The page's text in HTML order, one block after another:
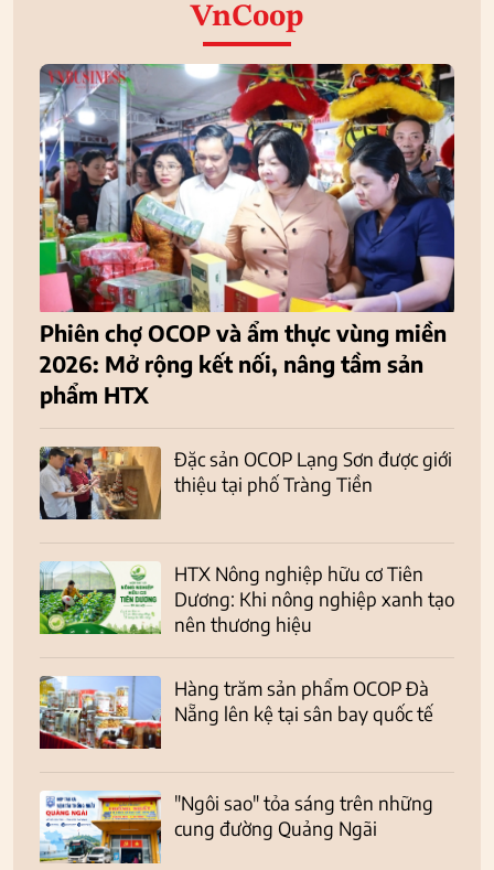
VnCoop
Phiên chợ OCOP và ẩm thực vùng miền
2026: Mở rộng kết nối, nâng tầm sản
phẩm HTX
Đặc sản OCOP Lạng Sơn được giới
thiệu tại phố Tràng Tiền
HTX Nông nghiệp hữu cơ Tiên
Dương: Khi nông nghiệp xanh tạo
nên thương hiệu
Hàng trăm sản phẩm OCOP Đà
Nẵng lên kệ tại sân bay quốc tế
"Ngôi sao" tỏa sáng trên những
cung đường Quảng Ngãi